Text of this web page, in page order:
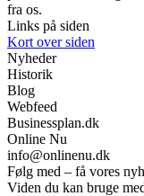
fra os.
Links på siden
Kort over siden
Nyheder
Historik
Blog
Webfeed
Businessplan.dk
Online Nu
info@onlinenu.dk
Følg med – få vores
Viden du kan bruge